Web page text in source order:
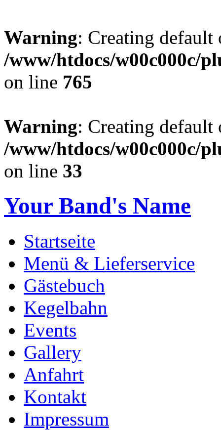
Warning: Creating
/www/htdocs/w00c000c/
on line 765
Warning: Creating
/www/htdocs/w00c000c/
on line 33
Your Band's Name
Startseite
Menü & Lieferservice
Gästebuch
Kegelbahn
Events
Gallery
Anfahrt
Kontakt
Impressum